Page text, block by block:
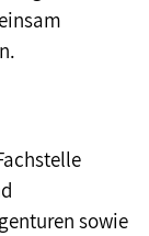
sowie